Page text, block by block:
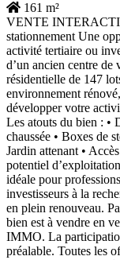
161 m²
VENTE
stationnement Une
activité tertiaire ou
d’un ancien centre de
résidentielle de 147
environnement
développer votre
Les atouts du bien : •
chaussée • Boxes de
Jardin attenant •
potentiel
idéale pour
investisseurs à la
en plein renouveau.
bien est à vendre en
IMMO. La
préalable. Toutes les